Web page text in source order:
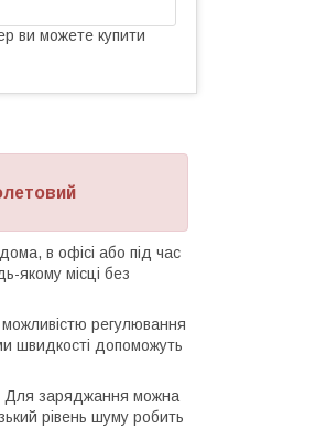
ви можете купити
в офісі або під час
якому місці без
регулювання
швидкості допоможуть
Для заряджання можна
рівень шуму робить